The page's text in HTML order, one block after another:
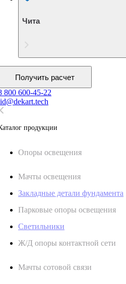
Чита
Получить расчет
800 600-45-22
продукции
Oпоры oсвeщения
Мачты освещения
Закладные детали фундамента
Парковые опоры освещения
Светильники
Ж/Д опоры контактной сети
Мачты сотовой связи